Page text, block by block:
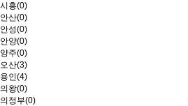
시흥(0)
안산(0)
안성(0)
안양(0)
양주(0)
오산(3)
용인(4)
의왕(0)
의정부(0)